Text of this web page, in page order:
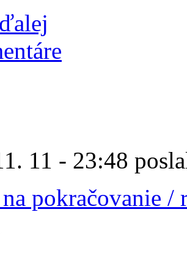
11 - 23:48
pokračovanie /